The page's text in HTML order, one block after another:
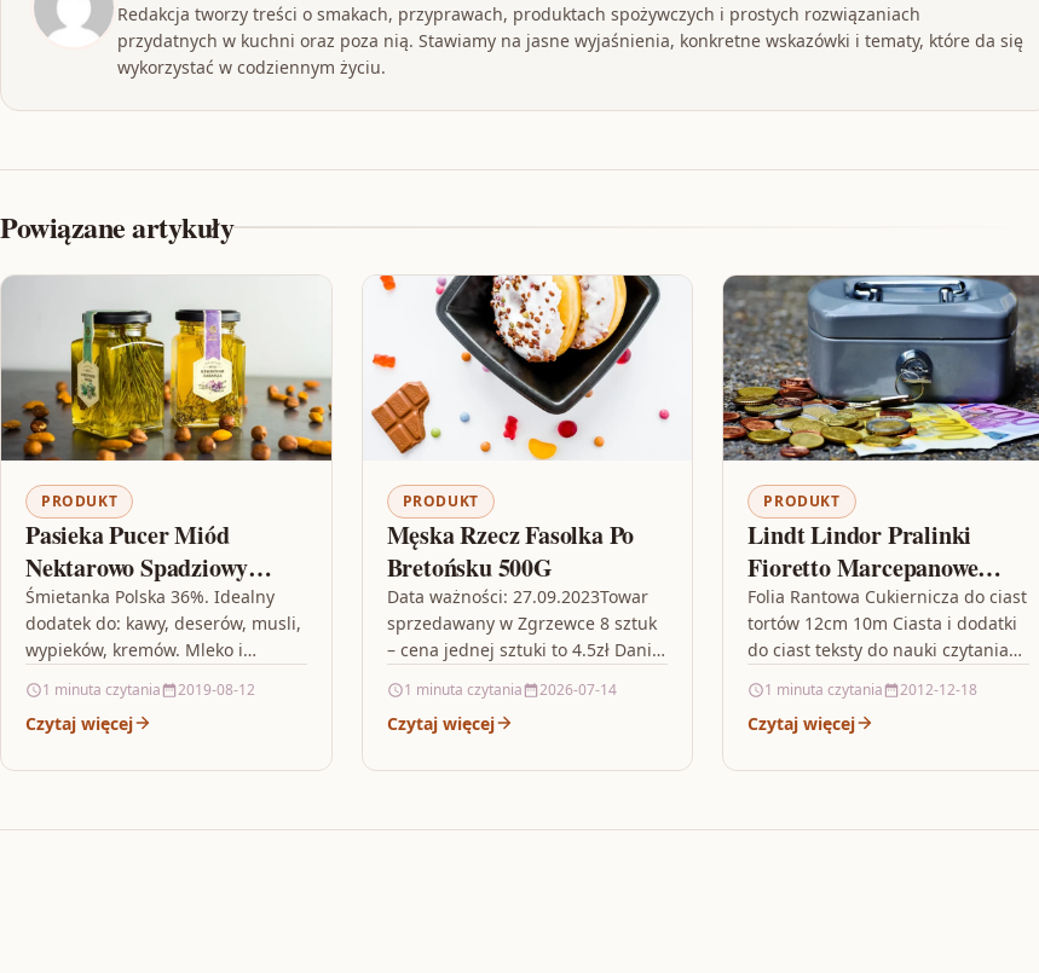
Redakcja tworzy treści o smakach, przyprawach, produktach spożywczych i prostych rozwiązaniach
przydatnych w kuchni oraz poza nią. Stawiamy na jasne wyjaśnienia, konkretne wskazówki i tematy, które da się
wykorzystać w codziennym życiu.
Powiązane artykuły
PRODUKT
Pasieka Pucer Miód
Nektarowo Spadziowy
Leśny Bio 400g
Śmietanka Polska 36%. Idealny
dodatek do: kawy, deserów, musli,
wypieków, kremów. Mleko i
grzegorz kramer książka, rydzyk i
przyjaciele. kręte…
1 minuta czytania 2019-08-12
Czytaj więcej
PRODUKT
Męska Rzecz Fasolka Po
Bretońsku 500G
Data ważności: 27.09.2023Towar
sprzedawany w Zgrzewce 8 sztuk
– cena jednej sztuki to 4.5zł Dania
rozaniec do samochodu, robak…
1 minuta czytania 2026-07-14
Czytaj więcej
PRODUKT
Lindt Lindor Pralinki
Fioretto Marcepanowe
100G
Folia Rantowa Cukiernicza do ciast
tortów 12cm 10m Ciasta i dodatki
do ciast teksty do nauki czytania
leczo…
1 minuta czytania 2012-12-18
Czytaj więcej